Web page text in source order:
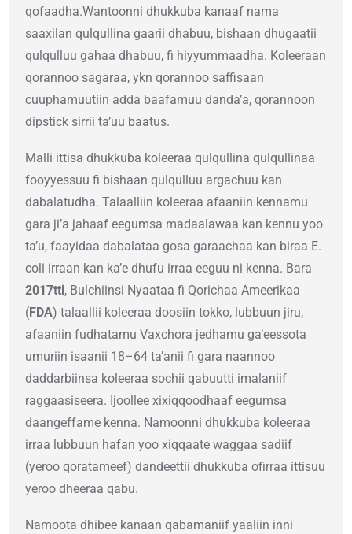
qofaadha.Wantoonni dhukkuba kanaaf nama
saaxilan qulqullina gaarii dhabuu, bishaan dhugaatii
qulqulluu gahaa dhabuu, fi hiyyummaadha. Koleeraan
qorannoo sagaraa, ykn qorannoo saffisaan
cuuphamuutiin adda baafamuu danda’a, qorannoon
dipstick sirrii ta’uu baatus.
Malli ittisa dhukkuba koleeraa qulqullina qulqullinaa
fooyyessuu fi bishaan qulqulluu argachuu kan
dabalatudha. Talaalliin koleeraa afaaniin kennamu
gara ji’a jahaaf eegumsa madaalawaa kan kennu yoo
ta’u, faayidaa dabalataa gosa garaachaa kan biraa E.
coli irraan kan ka’e dhufu irraa eeguu ni kenna. Bara
2017tti, Bulchiinsi Nyaataa fi Qorichaa Ameerikaa
(FDA) talaallii koleeraa doosiin tokko, lubbuun jiru,
afaaniin fudhatamu Vaxchora jedhamu ga’eessota
umuriin isaanii 18–64 ta’anii fi gara naannoo
daddarbiinsa koleeraa sochii qabuutti imalaniif
raggaasiseera. Ijoollee xixiqqoodhaaf eegumsa
daangeffame kenna. Namoonni dhukkuba koleeraa
irraa lubbuun hafan yoo xiqqaate waggaa sadiif
(yeroo qoratameef) dandeettii dhukkuba ofirraa ittisuu
yeroo dheeraa qabu.
Namoota dhibee kanaan qabamaniif yaaliin inni